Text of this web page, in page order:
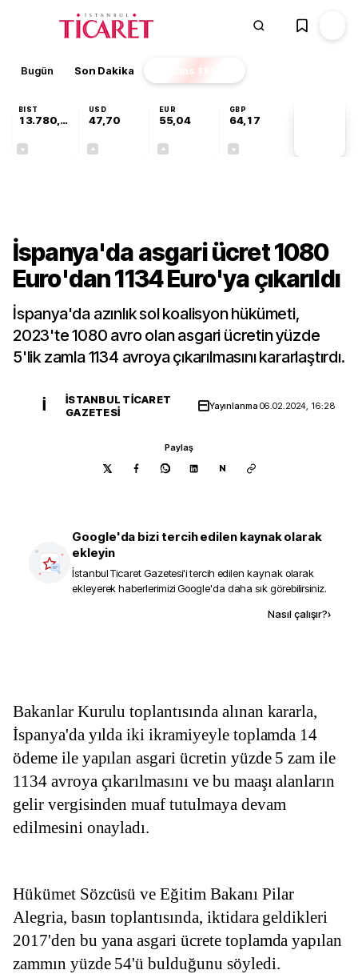
Bugün Son Dakika Finans EKSTRA
BIST
13.780,94
USD
47,70
EUR
55,04
GBP
64,17
İspanya'da asgari ücret 1080
Euro'dan 1134 Euro'ya çıkarıldı
İspanya'da azınlık sol koalisyon hükümeti,
2023'te 1080 avro olan asgari ücretin yüzde
5'lik zamla 1134 avroya çıkarılmasını kararlaştırdı.
İ
İSTANBUL TICARET
GAZETESI
Yayınlanma06.02.2024, 16:28
Paylaş
N
Google'da bizi tercih edilen kaynak olarak
ekleyin
İstanbul Ticaret Gazetesi'i tercih edilen kaynak olarak
ekleyerek haberlerimizi Google'da daha sık görebilirsiniz.
Nasıl çalışır?›
Bakanlar Kurulu toplantısında alınan kararla,
İspanya'da yılda iki ikramiyeyle toplamda 14
ödeme ile yapılan asgari ücretin yüzde 5 zam ile
1134 avroya çıkarılmasını ve bu maaşı alanların
gelir vergisinden muaf tutulmaya devam
edilmesini onayladı.
Hükümet Sözcüsü ve Eğitim Bakanı Pilar
Alegria, basın toplantısında, iktidara geldikleri
2017'den bu yana asgari ücrete toplamda yapılan
zammın yüzde 54'ü bulduğunu söyledi.